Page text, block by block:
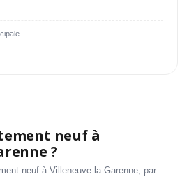
neuf à
?
neuf à Villeneuve-la-Garenne, par